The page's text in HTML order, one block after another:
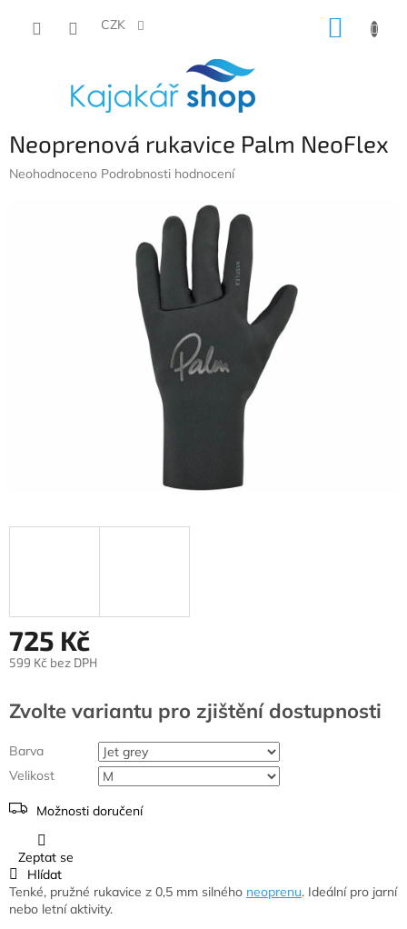
CZK
Neoprenová rukavice Palm NeoFlex
Průměrné
Neohodnoceno Podrobnosti hodnocení
725 Kč
599 Kč bez DPH
cena:
Zvolte variantu
Barva
Velikost
Možnosti doručení
Tenké, pružné rukavice z 0,5 mm silného neoprenu. Ideální pro jarní
nebo letní aktivity.
Zeptat se
Hlídat